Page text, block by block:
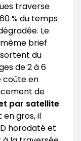
traverse
% du temps
Le
brief
sortent du
de 2 à 6
coûte en
de
par satellite
en gros, il
horodaté et